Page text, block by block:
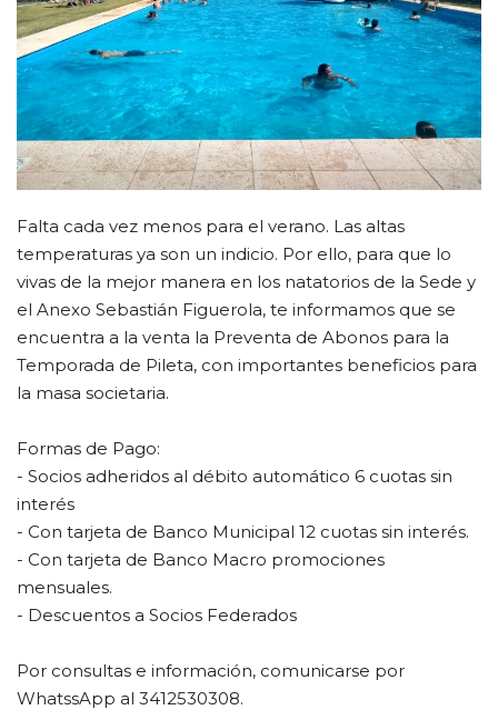
CLUB DE BENEFICIOS
Contacto
Falta cada vez menos para el verano. Las altas
temperaturas ya son un indicio. Por ello, para que lo
vivas de la mejor manera en los natatorios de la Sede y
el Anexo Sebastián Figuerola, te informamos que se
encuentra a la venta la Preventa de Abonos para la
Temporada de Pileta, con importantes beneficios para
la masa societaria.
Formas de Pago:
- Socios adheridos al débito automático 6 cuotas sin
interés
- Con tarjeta de Banco Municipal 12 cuotas sin interés.
- Con tarjeta de Banco Macro promociones
mensuales.
- Descuentos a Socios Federados
Por consultas e información, comunicarse por
WhatssApp al 3412530308.